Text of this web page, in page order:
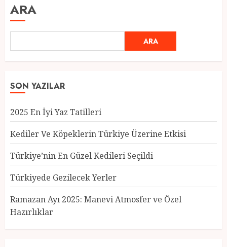
ARA
ARA
SON YAZILAR
2025 En İyi Yaz Tatilleri
Kediler Ve Köpeklerin Türkiye Üzerine Etkisi
Türkiye’nin En Güzel Kedileri Seçildi
Türkiyede Gezilecek Yerler
Ramazan Ayı 2025: Manevi Atmosfer ve Özel
Hazırlıklar
Türkiye’nin En Güzel Kedileri
Seçildi
12 MART 2025